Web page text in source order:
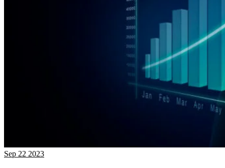
Sep 22 2023